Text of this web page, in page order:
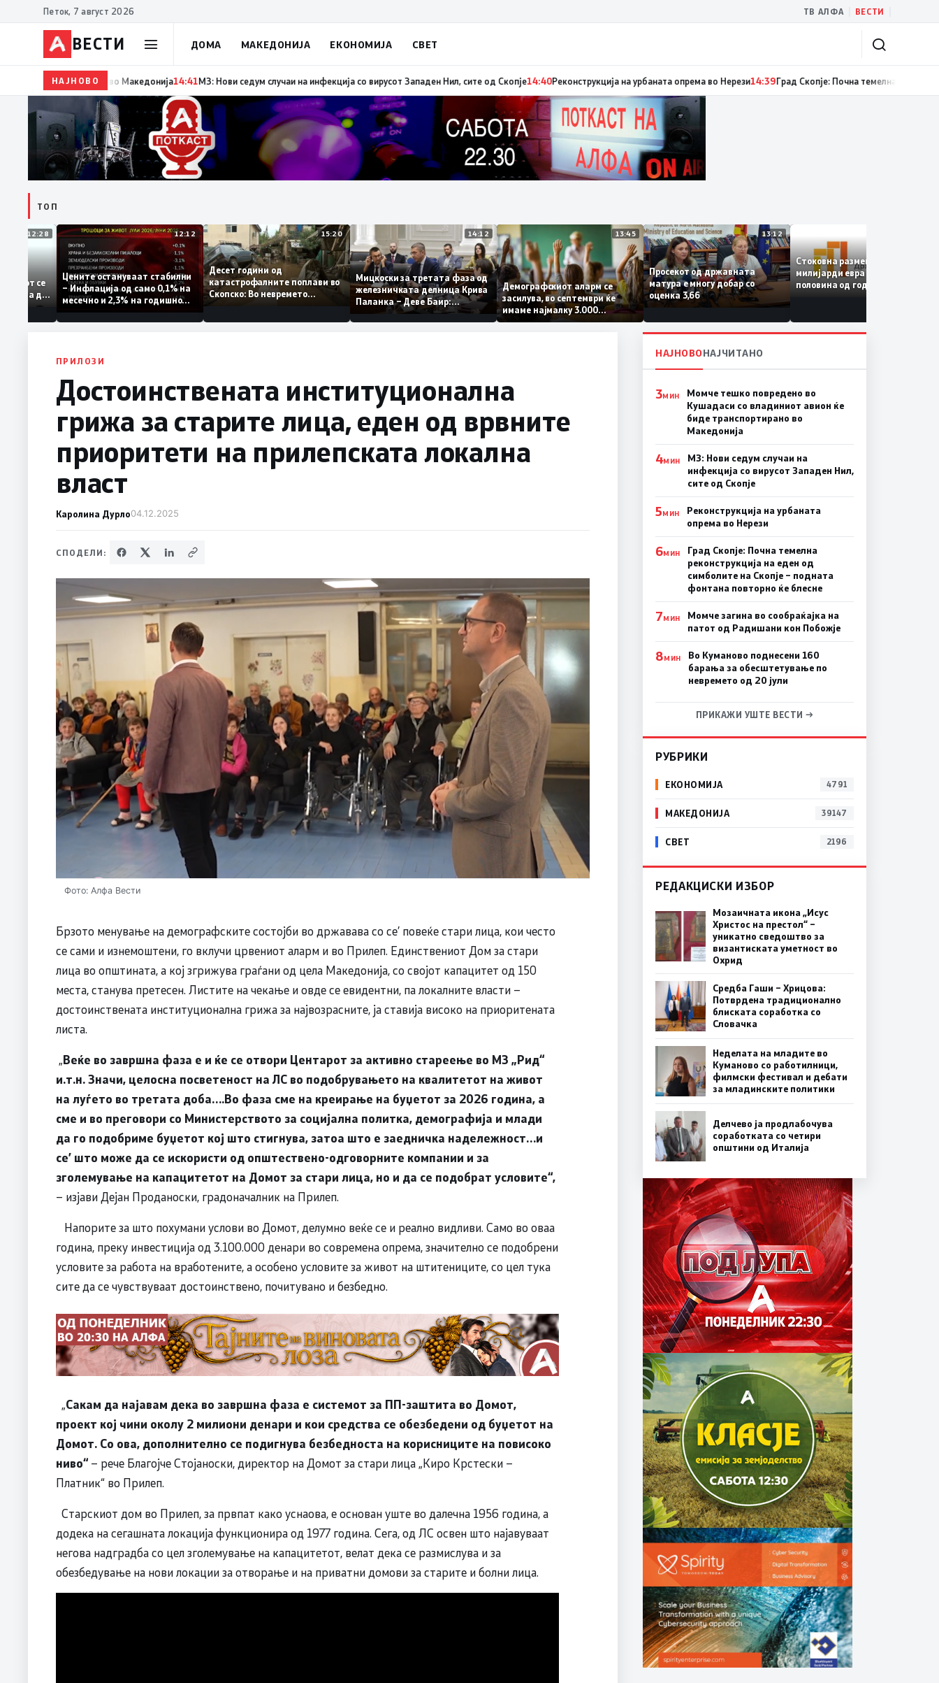
Петок, 7 август 2026 ТВ АЛФА ВЕСТИ
ВЕСТИ ДОМА МАКЕДОНИЈА ЕКОНОМИЈА СВЕТ
НАЈНОВО14:42Момче тешко повредено во Кушадаси со владиниот авион ќе биде транспортирано во Македонија14:41МЗ: Нови седум случаи на инфекција со вирусот Западен Нил, сите од Скопје14:40
ТОП
12:28
–
се
која нема да
12:12
Цените остануваат стабилни
– Инфлација од само 0,1% на
месечно и 2,3% на годишно
ниво
15:20
Десет години од
катастрофалните поплави во
Скопско: Во невремето
14:12
Мицкоски за третата фаза од
железничката делница Крива
Паланка – Деве Баир:
Проектот нема да заврши на
половина тунел во слепа
13:45
Демографскиот аларм се
засилува, во септември ќе
имаме најмалку 3.000
првачиња помалку
13:12
Просекот од државната
матура е многу добар со
оценка 3,66
Стоковна размена од 10,5
милијарди евра во првата
половина од годината –
ПРИЛОЗИ
Достоинствената институционална
грижа за старите лица, еден од врвните
приоритети на прилепската локална
власт
Каролина Дурло04.12.2025
СПОДЕЛИ:
Фото: Алфа Вести
Брзото менување на демографските состојби во државава со се’ повеќе стари лица, кои често
се сами и изнемоштени, го вклучи црвениот аларм и во Прилеп. Единствениот Дом за стари
лица во општината, а кој згрижува граѓани од цела Македонија, со својот капацитет од 150
места, станува претесен. Листите на чекање и овде се евидентни, па локалните власти –
достоинствената институционална грижа за највозрасните, ја ставија високо на приоритената
листа.
„Веќе во завршна фаза е и ќе се отвори Центарот за активно стареење во МЗ „Рид“
и.т.н. Значи, целосна посветеност на ЛС во подобрувањето на квалитетот на живот
на луѓето во третата доба….Во фаза сме на креирање на буџетот за 2026 година, а
сме и во преговори со Министерството за социјална политка, демографија и млади
да го подобриме буџетот кој што стигнува, затоа што е заедничка надележност…и
се’ што може да се искористи од општествено-одговорните компании и за
зголемување на капацитетот на Домот за стари лица, но и да се подобрат условите“,
– изјави Дејан Проданоски, градоначалник на Прилеп.
Напорите за што похумани услови во Домот, делумно веќе се и реално видливи. Само во оваа
година, преку инвестиција од 3.100.000 денари во современа опрема, значително се подобрени
условите за работа на вработените, а особено условите за живот на штитениците, со цел тука
сите да се чувствуваат достоинствено, почитувано и безбедно.
„Сакам да најавам дека во завршна фаза е системот за ПП-заштита во Домот,
проект кој чини околу 2 милиони денари и кои средства се обезбедени од буџетот на
Домот. Со ова, дополнително се подигнува безбедноста на корисниците на повисоко
ниво“ – рече Благојче Стојаноски, директор на Домот за стари лица „Киро Крстески –
Платник“ во Прилеп.
Старскиот дом во Прилеп, за првпат како уснаова, е основан уште во далечна 1956 година, а
додека на сегашната локација функционира од 1977 година. Сега, од ЛС освен што најавуваат
негова надградба со цел зголемување на капацитетот, велат дека се размислува и за
обезбедување на нови локации за отворање и на приватни домови за старите и болни лица.
НАЈНОВОНАЈЧИТАНО
3МИН
Момче тешко повредено во
Кушадаси со владиниот авион ќе
биде транспортирано во
Македонија
4МИН
МЗ: Нови седум случаи на
инфекција со вирусот Западен Нил,
сите од Скопје
5МИН
Реконструкција на урбаната
опрема во Нерези
6МИН
Град Скопје: Почна темелна
реконструкција на еден од
симболите на Скопје – подната
фонтана повторно ќе блесне
7МИН
Момче загина во сообраќајка на
патот од Радишани кон Побожје
8МИН
Во Куманово поднесени 160
барања за обесштетување по
невремето од 20 јули
ПРИКАЖИ УШТЕ ВЕСТИ →
РУБРИКИ
ЕКОНОМИЈА 4791
МАКЕДОНИЈА 39147
СВЕТ 2196
РЕДАКЦИСКИ ИЗБОР
Мозаичната икона „Исус
Христос на престол“ –
уникатно сведоштво за
византиската уметност во
Охрид
Средба Гаши – Хрицова:
Потврдена традиционално
блиската соработка со
Словачка
Неделата на младите во
Куманово со работилници,
филмски фестивал и дебати
за младинските политики
Делчево ја продлабочува
соработката со четири
општини од Италија